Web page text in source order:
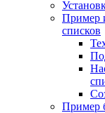
Пример
списков
Пример